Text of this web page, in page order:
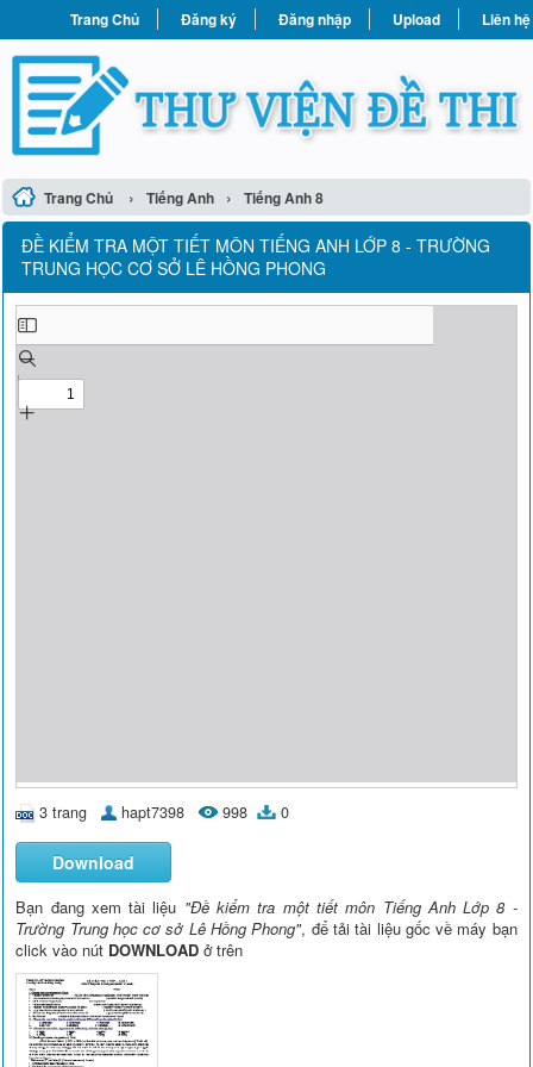
Trang Chủ Đăng ký Đăng nhập Upload Liên hệ
Trang Chủ › Tiếng Anh › Tiếng Anh 8
ĐỀ KIỂM TRA MỘT TIẾT MÔN TIẾNG ANH LỚP 8 - TRƯỜNG
TRUNG HỌC CƠ SỞ LÊ HỒNG PHONG
3 trang hapt7398 998 0
Download
Bạn đang xem tài liệu "Đề kiểm tra một tiết môn Tiếng Anh Lớp 8 -
Trường Trung học cơ sở Lê Hồng Phong", để tải tài liệu gốc về máy bạn
click vào nút DOWNLOAD ở trên